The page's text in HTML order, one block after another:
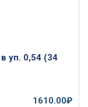
уп. 0,54 (34
1610.00₽